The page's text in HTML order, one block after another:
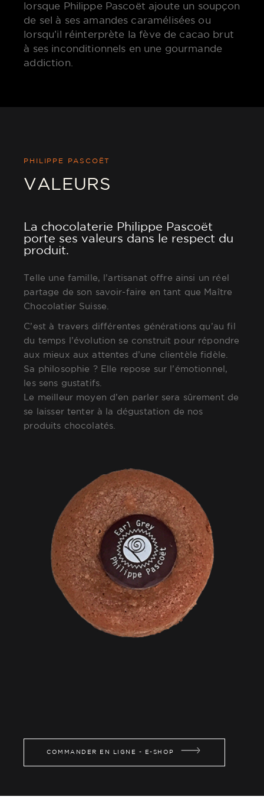
lorsque Philippe Pascoët ajoute un soupçon
de sel à ses amandes caramélisées ou
lorsqu’il réinterprète la fève de cacao brut
à ses inconditionnels en une gourmande
addiction.
PHILIPPE PASCOËT
VALEURS
La chocolaterie Philippe Pascoët
porte ses valeurs dans le respect du
produit.
Telle une famille, l’artisanat offre ainsi un réel
partage de son savoir-faire en tant que Maître
Chocolatier Suisse.
C’est à travers différentes générations qu’au fil
du temps l’évolution se construit pour répondre
aux mieux aux attentes d’une clientèle fidèle.
Sa philosophie ? Elle repose sur l’émotionnel,
les sens gustatifs.
Le meilleur moyen d’en parler sera sûrement de
se laisser tenter à la dégustation de nos
produits chocolatés.
COMMANDER EN LIGNE - E-SHOP